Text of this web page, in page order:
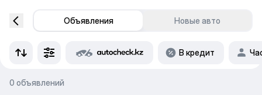
Объявления Новые авто
В кредит
0 объявлений